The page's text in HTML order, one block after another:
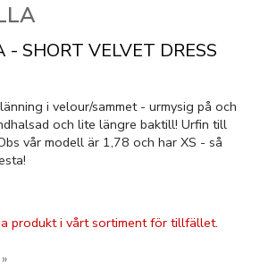
SHORT VELVET DRESS
i velour/sammet - urmysig på och
och lite längre baktill! Urfin till
vår modell är 1,78 och har XS - så
produkt i vårt sortiment för tillfället.